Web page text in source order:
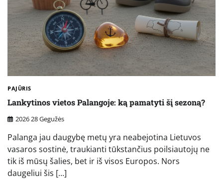
PAJŪRIS
Lankytinos vietos Palangoje: ką pamatyti šį sezoną?
2026 28 Gegužės
Palanga jau daugybę metų yra neabejotina Lietuvos
vasaros sostinė, traukianti tūkstančius poilsiautojų ne
tik iš mūsų šalies, bet ir iš visos Europos. Nors
daugeliui šis […]